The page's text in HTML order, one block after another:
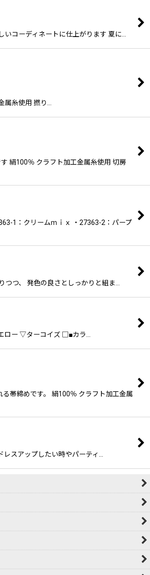
コーディネートに仕上がります 夏に…
属糸使用 撚り…
絹100％ クラフト加工金属糸使用 切房
1：クリームｍｉｘ ・27363-2：パープ
つ、 発色の良さとしっかりと組ま…
ロー ▽ターコイズ □■カラ…
帯締めです。 絹100％ クラフト加工金属
スアップしたい時やパーティ…